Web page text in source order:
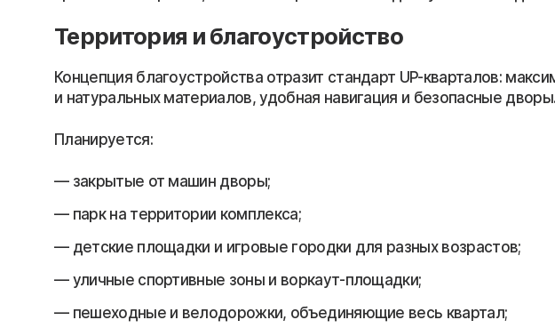
Территория и благоустройство
Концепция благоустройства отразит стандарт UP-кварталов:
и натуральных материалов, удобная навигация и безопасные
Планируется:
закрытые от машин дворы;
парк на территории комплекса;
детские площадки и игровые городки для разных возрастов;
уличные спортивные зоны и воркаут-площадки;
пешеходные и велодорожки, объединяющие весь квартал;